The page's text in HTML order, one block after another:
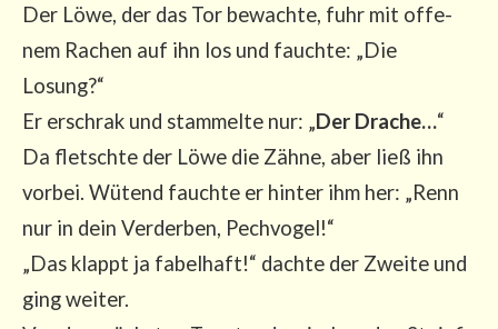
Der Löwe, der das Tor bewach­te, fuhr mit offe­
nem Rachen auf ihn los und fauch­te: „Die
Losung?“
Er erschrak und stam­mel­te nur: „Der Dra­che…“
Da fletsch­te der Löwe die Zäh­ne, aber ließ ihn
vor­bei. Wütend fauch­te er hin­ter ihm her: „Renn
nur in dein Ver­der­ben, Pech­vo­gel!“
„Das klappt ja fabel­haft!“ dach­te der Zwei­te und
ging wei­ter.